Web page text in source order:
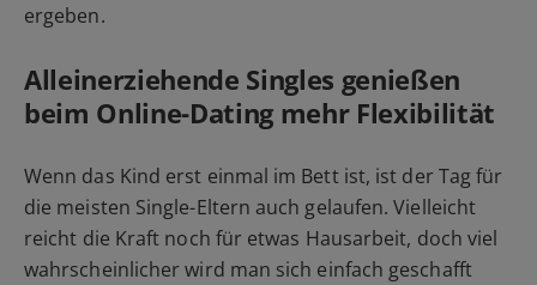
ergeben.
Alleinerziehende Singles genießen
beim Online-Dating mehr Flexibilität
Wenn das Kind erst einmal im Bett ist, ist der Tag für
die meisten Single-Eltern auch gelaufen. Vielleicht
reicht die Kraft noch für etwas Hausarbeit, doch viel
wahrscheinlicher wird man sich einfach geschafft